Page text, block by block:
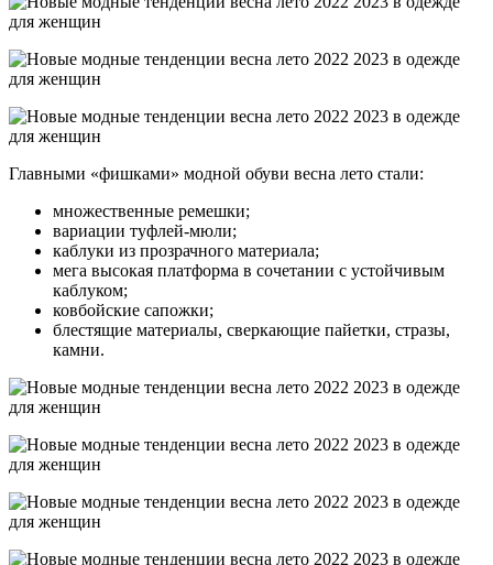
Главными «фишками» модной обуви весна лето стали:
множественные ремешки;
вариации туфлей-мюли;
каблуки из прозрачного материала;
мега высокая платформа в сочетании с устойчивым
каблуком;
ковбойские сапожки;
блестящие материалы, сверкающие пайетки, стразы,
камни.